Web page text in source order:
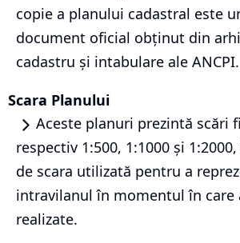
copie a planului cadastral este
document oficial obținut din
cadastru și intabulare ale ANCPI.
Scara Planului
Aceste planuri prezintă scări
respectiv 1:500, 1:1000 și
de scara utilizată pentru a
intravilanul în momentul în care
realizate.